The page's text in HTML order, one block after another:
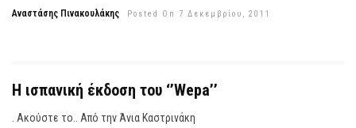
Αναστάσης Πινακουλάκης Posted On 7 Δεκεμβρίου, 2011
Η ισπανική έκδοση του ‘’Wepa’’
. Ακούστε το.. Aπό την Άνια Καστρινάκη